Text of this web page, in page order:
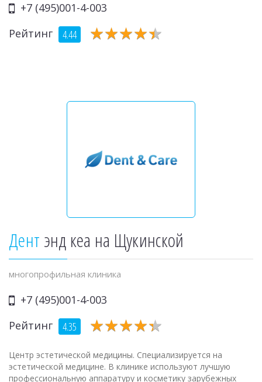
+7 (495)001-4-003
Рейтинг
4.44 ★★★★★
★★★★★
Дент энд кеа на Щукинской
многопрофильная клиника
+7 (495)001-4-003
Рейтинг
4.35 ★★★★★
★★★★★
Центр эстетической медицины. Специализируется на
эстетической медицине. В клинике используют лучшую
профессиональную аппаратуру и косметику зарубежных